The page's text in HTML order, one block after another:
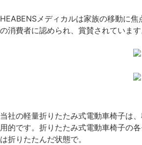
HEABENSメディカルは家族の移動に
の消費者に認められ、賞賛されています
当社の軽量折りたたみ式電動車椅子は
用的です。折りたたみ式電動車椅子の
は折りたたんだ状態で。